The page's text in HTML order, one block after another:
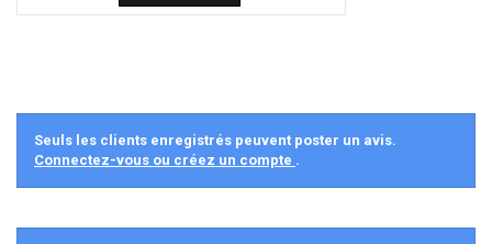
Seuls les clients enregistrés peuvent poster un avis.
Connectez-vous ou créez un compte .